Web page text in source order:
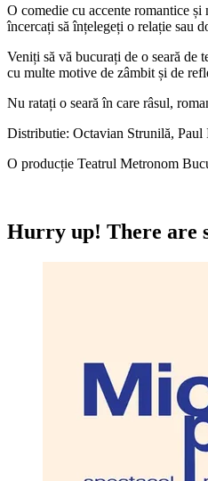
O comedie cu accente romantice
încercați să înțelegeți o relație sau
Veniți să vă bucurați de o seară de
cu multe motive de zâmbit și de
Nu ratați o seară în care râsul,
Distributie: Octavian Strunilă,
O producție Teatrul Metronom
Hurry up! There are